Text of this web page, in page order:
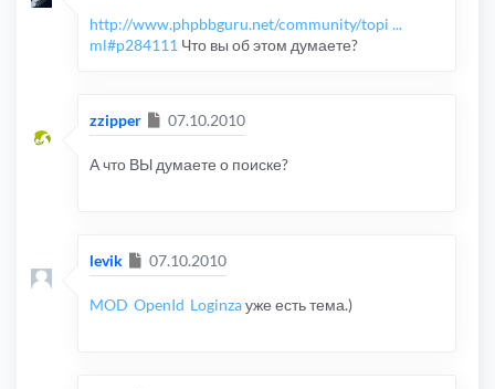
http://www.phpbbguru.net/community/topi ...
ml#p284111 Что вы об этом думаете?
zzipper Сообщение
07.10.2010
А что ВЫ думаете о поиске?
levik Сообщение
07.10.2010
MOD OpenId Loginzaуже есть тема.)